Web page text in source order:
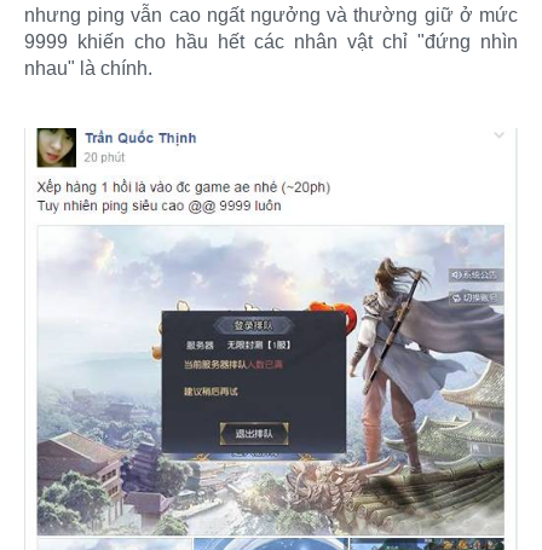
nhưng ping vẫn cao ngất ngưởng và thường giữ ở mức
9999 khiến cho hầu hết các nhân vật chỉ "đứng nhìn
nhau" là chính.​